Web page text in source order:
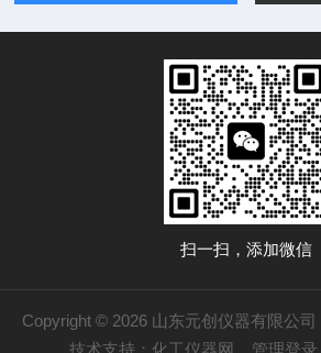
扫一扫，添加微信
Copyright © 2026 山东元创仪器有限公
技术支持： 化工仪器网 管理登录